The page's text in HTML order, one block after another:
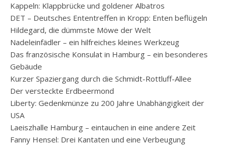
Kappeln: Klappbrücke und goldener Albatros
DET – Deutsches Ententreffen in Kropp: Enten beflügeln
Hildegard, die dümmste Möwe der Welt
Nadeleinfädler – ein hilfreiches kleines Werkzeug
Das französische Konsulat in Hamburg – ein besonderes
Gebäude
Kurzer Spaziergang durch die Schmidt-Rottluff-Allee
Der versteckte Erdbeermond
Liberty: Gedenkmünze zu 200 Jahre Unabhängigkeit der
USA
Laeiszhalle Hamburg – eintauchen in eine andere Zeit
Fanny Hensel: Drei Kantaten und eine Verbeugung